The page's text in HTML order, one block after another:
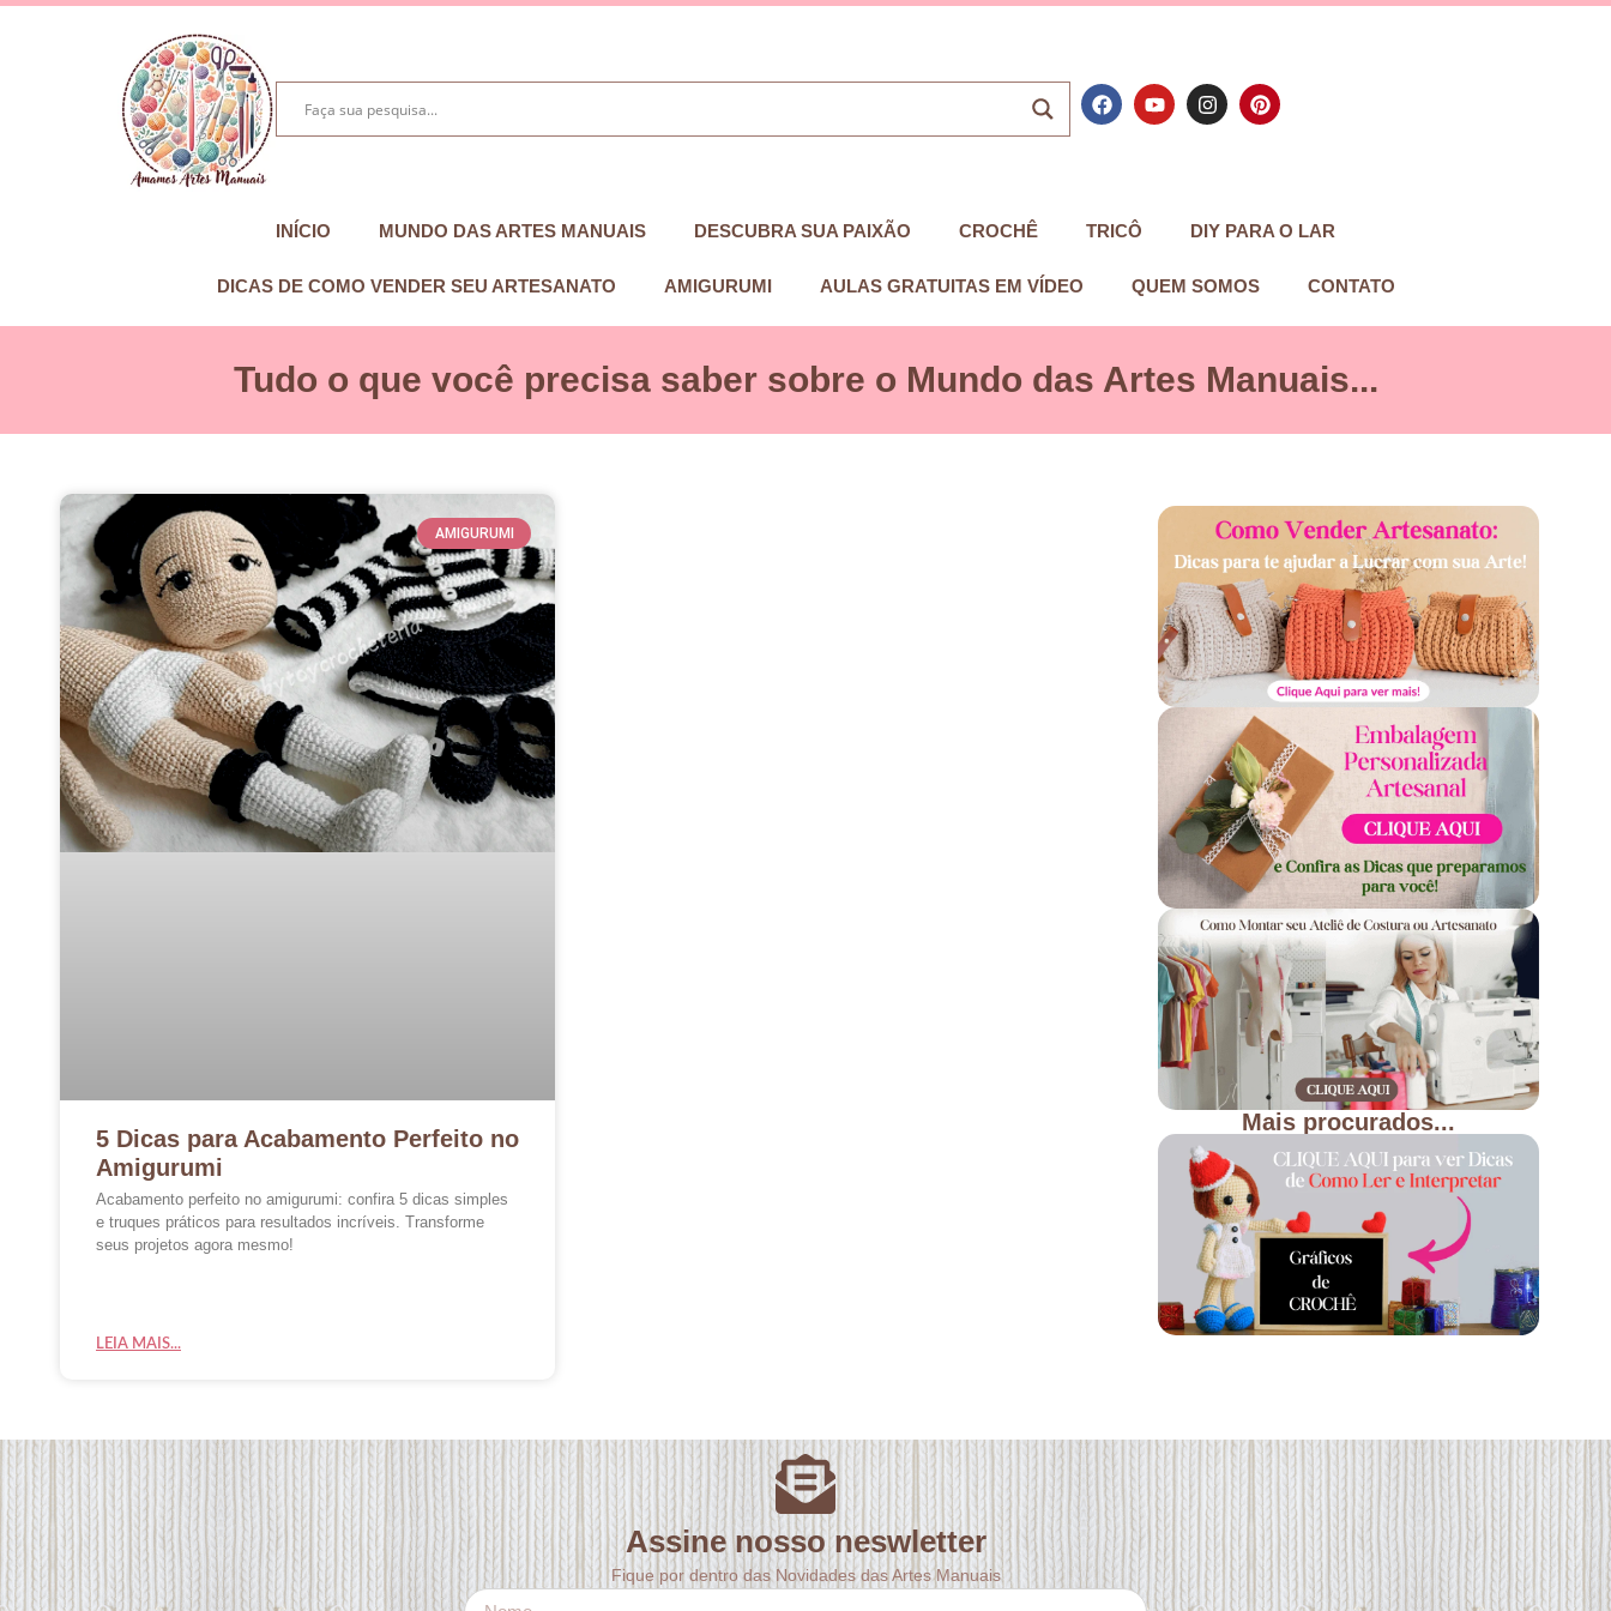
INÍCIO MUNDO DAS ARTES MANUAIS DESCUBRA SUA PAIXÃO CROCHÊ TRICÔ DIY PARA O LAR
DICAS DE COMO VENDER SEU ARTESANATO AMIGURUMI AULAS GRATUITAS EM VÍDEO QUEM SOMOS CONTATO
Tudo o que você precisa saber sobre o Mundo das Artes Manuais...
AMIGURUMI
5 Dicas para Acabamento Perfeito no
Amigurumi
Acabamento perfeito no amigurumi: confira 5 dicas simples
e truques práticos para resultados incríveis. Transforme
seus projetos agora mesmo!
LEIA MAIS...
Mais procurados...
Assine nosso neswletter
Fique por dentro das Novidades das Artes Manuais